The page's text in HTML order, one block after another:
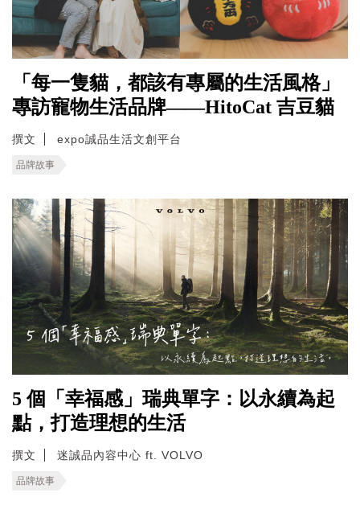
「每一隻貓，都該有專屬的生活風格」
專訪寵物生活品牌——HitoCat 吉豆貓
撰文 expo誠品生活文創平台
品牌故事
5 個「幸福感」瑞典單字：以永續為起
點，打造理想的生活
撰文 迷誠品內容中心 ft. VOLVO
品牌故事